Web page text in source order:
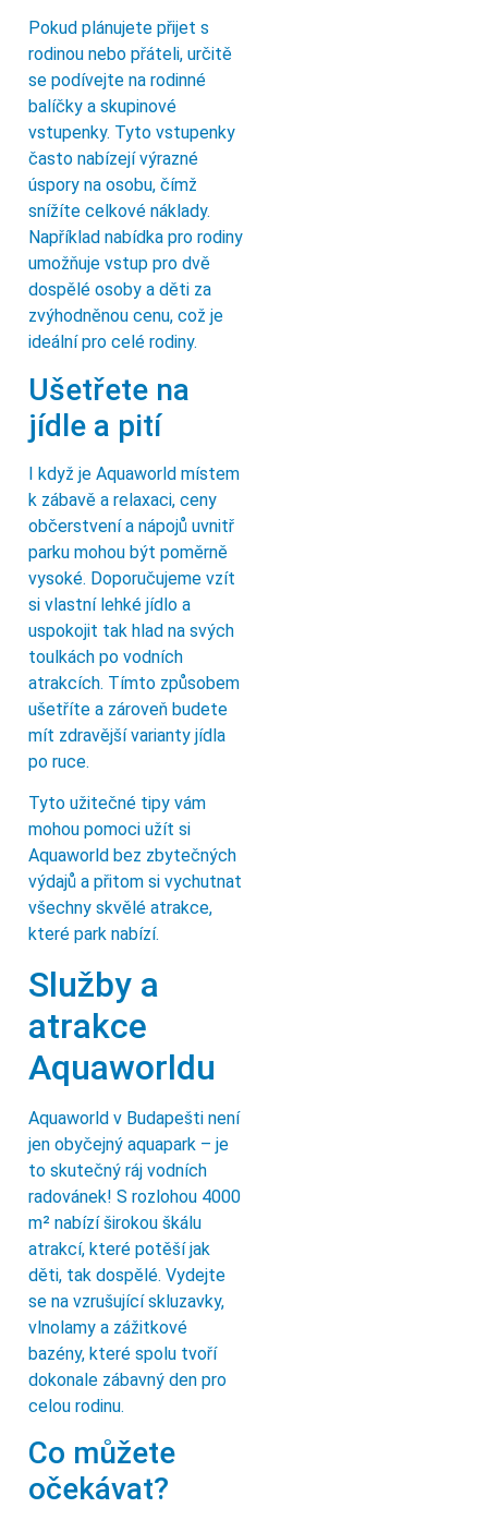
Pokud plánujete přijet s
rodinou nebo přáteli, určitě
se podívejte na rodinné
balíčky a skupinové
vstupenky. Tyto vstupenky
často nabízejí výrazné
úspory na osobu, čímž
snížíte celkové náklady.
Například nabídka pro rodiny
umožňuje vstup pro dvě
dospělé osoby a děti za
zvýhodněnou cenu, což je
ideální pro celé rodiny.
Ušetřete na
jídle a pití
I když je Aquaworld místem
k zábavě a relaxaci, ceny
občerstvení a nápojů uvnitř
parku mohou být poměrně
vysoké. Doporučujeme vzít
si vlastní lehké jídlo a
uspokojit tak hlad na svých
toulkách po vodních
atrakcích. Tímto způsobem
ušetříte a zároveň budete
mít zdravější varianty jídla
po ruce.
Tyto užitečné tipy vám
mohou pomoci užít si
Aquaworld bez zbytečných
výdajů a přitom si vychutnat
všechny skvělé atrakce,
které park nabízí.
Služby a
atrakce
Aquaworldu
Aquaworld v Budapešti není
jen obyčejný aquapark – je
to skutečný ráj vodních
radovánek! S rozlohou 4000
m² nabízí širokou škálu
atrakcí, které potěší jak
děti, tak dospělé. Vydejte
se na vzrušující skluzavky,
vlnolamy a zážitkové
bazény, které spolu tvoří
dokonale zábavný den pro
celou rodinu.
Co můžete
očekávat?